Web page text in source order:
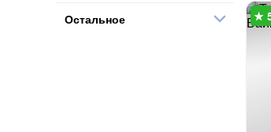
Остальное